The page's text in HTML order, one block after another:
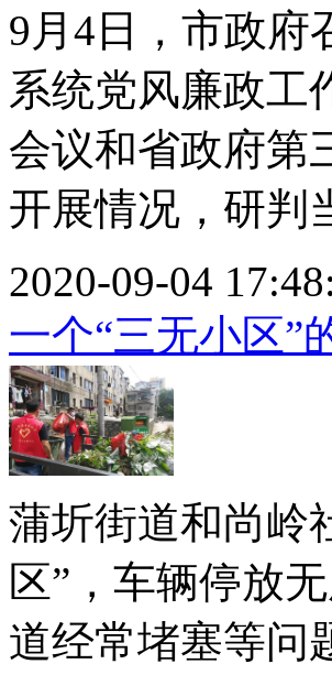
9月4日，市政府
系统党风廉政工
会议和省政府第
开展情况，研判
2020-09-04
一个“三无小区”
蒲圻街道和尚岭
区”，车辆停放
道经常堵塞等问